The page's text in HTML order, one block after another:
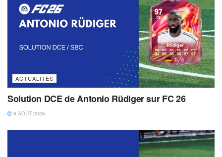
ACTUALITÉS
Solution DCE de Antonio Rüdiger sur FC 26
9 AOÛT 2026